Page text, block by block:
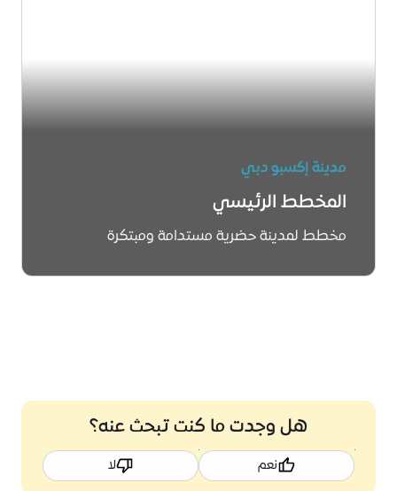
مدينة إكسبو دبي
المخطط الرئيسي
مخطط لمدينة حضرية مستدامة ومبتكرة
هل وجدت ما كنت تبحث عنه؟
نعم لا